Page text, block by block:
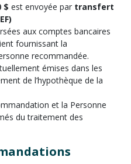
$ est envoyée par transfert
aux comptes bancaires
fournissant la
recommandée.
émises dans les
de l’hypothèque de la
et la Personne
du traitement des